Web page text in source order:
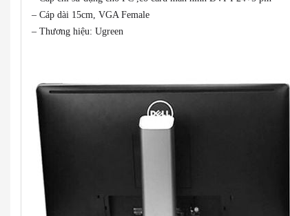
– Cáp dài 15cm, VGA Female
– Thương hiệu: Ugreen